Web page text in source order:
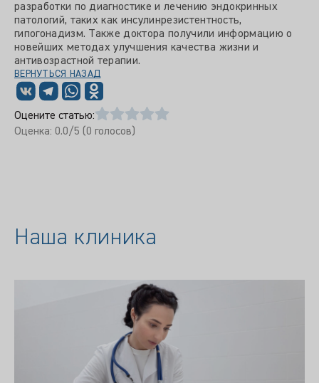
разработки по диагностике и лечению эндокринных
патологий, таких как инсулинрезистентность,
гипогонадизм. Также доктора получили информацию о
новейших методах улучшения качества жизни и
антивозрастной терапии.
ВЕРНУТЬСЯ НАЗАД
Оцените статью:
Оценка: 0.0/5 (0 голосов)
Наша клиника